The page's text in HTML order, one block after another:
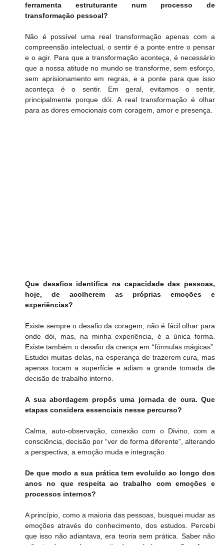
ferramenta estruturante num processo de
transformação pessoal?
Não é possível uma real transformação apenas com a
compreensão intelectual, o sentir é a ponte entre o pensar
e o agir. Para que a transformação aconteça, é necessário
que a nossa atitude no mundo se transforme, sem esforço,
sem aprisionamento em regras, e a ponte para que isso
aconteça é o sentir. Em geral, evitamos o sentir,
principalmente porque dói. A real transformação é olhar
para as dores emocionais com coragem, amor e presença.
Que desafios identifica na capacidade das pessoas,
hoje, de acolherem as próprias emoções e
experiências?
Existe sempre o desafio da coragem; não é fácil olhar para
onde dói, mas, na minha experiência, é a única forma.
Existe também o desafio da crença em “fórmulas mágicas”.
Estudei muitas delas, na esperança de trazerem cura, mas
apenas tocam a superfície e adiam a grande tomada de
decisão de trabalho interno.
A sua abordagem propôs uma jornada de cura. Que
etapas considera essenciais nesse percurso?
Calma, auto-observação, conexão com o Divino, com a
consciência, decisão por “ver de forma diferente”, alterando
a perspectiva, a emoção muda e integração.
De que modo a sua prática tem evoluído ao longo dos
anos no que respeita ao trabalho com emoções e
processos internos?
A princípio, como a maioria das pessoas, busquei mudar as
emoções através do conhecimento, dos estudos. Percebi
que isso não adiantava, era teoria sem prática. Saber não